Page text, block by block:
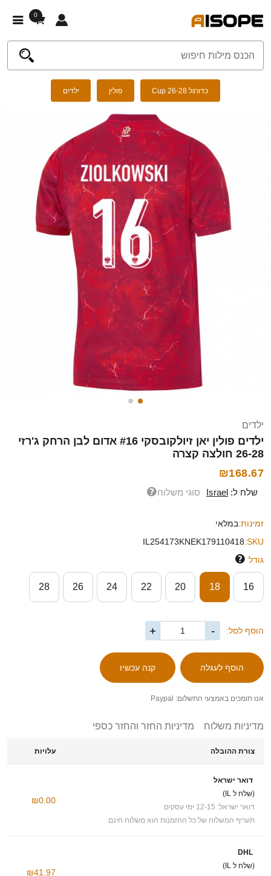
0
כדורגל Cup 26-28 פולין ילדים
ילדים
ילדים פולין יאן זיולקובסקי #16 אדום לבן הרחק ג'רזי
26-28 חולצה קצרה
₪168.67
שלח ל: Israel סוגי משלוח
זמינות:במלאי
SKU:
IL254173KNEK179110418
גודל
16
18
20
22
24
26
28
הוסף לסל: -
+
אנו תומכים באמצעי התשלום: Paypal
מדיניות משלוח מדיניות החזר והחזר כספי
צורת ההובלה עלויות
דואר ישראל
(שלח ל IL)
דואר ישראל: 12-15 ימי עסקים
תעריף המשלוח של כל ההזמנות הוא משלוח חינם
₪0.00
DHL
(שלח ל IL)
₪41.97